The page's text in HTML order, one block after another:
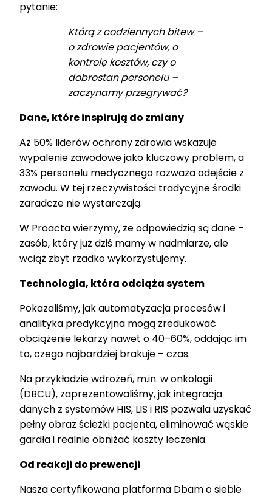
pytanie:
Którą z codziennych bitew –
o zdrowie pacjentów, o
kontrolę kosztów, czy o
dobrostan personelu –
zaczynamy przegrywać?
Dane, które inspirują do zmiany
Aż 50% liderów ochrony zdrowia wskazuje
wypalenie zawodowe jako kluczowy problem, a
33% personelu medycznego rozważa odejście z
zawodu. W tej rzeczywistości tradycyjne środki
zaradcze nie wystarczają.
W Proacta wierzymy, że odpowiedzią są dane –
zasób, który już dziś mamy w nadmiarze, ale
wciąż zbyt rzadko wykorzystujemy.
Technologia, która odciąża system
Pokazaliśmy, jak automatyzacja procesów i
analityka predykcyjna mogą zredukować
obciążenie lekarzy nawet o 40–60%, oddając im
to, czego najbardziej brakuje – czas.
Na przykładzie wdrożeń, m.in. w onkologii
(DBCU), zaprezentowaliśmy, jak integracja
danych z systemów HIS, LIS i RIS pozwala uzyskać
pełny obraz ścieżki pacjenta, eliminować wąskie
gardła i realnie obniżać koszty leczenia.
Od reakcji do prewencji
Nasza certyfikowana platforma Dbam o siebie